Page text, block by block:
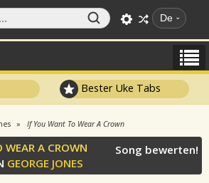
De
Bester Uke Tabs
If You Want To Wear A Crown
A CROWN
GEORGE JONES
Song bewerten!